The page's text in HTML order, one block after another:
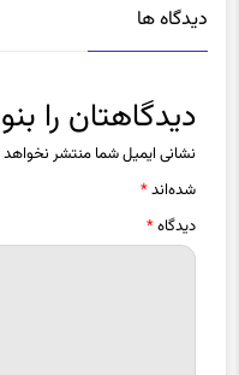
دیدگاه ها
دیدگاهتان را
نشانی ایمیل شما منتشر
شده‌اند*
دیدگاه*